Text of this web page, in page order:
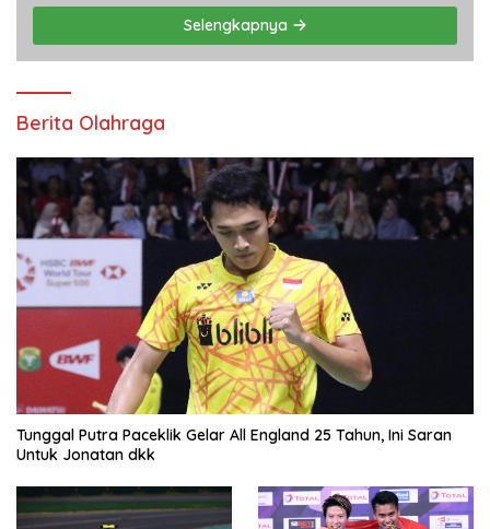
Selengkapnya
Berita Olahraga
Tunggal Putra Paceklik Gelar All England 25 Tahun, Ini Saran
Untuk Jonatan dkk